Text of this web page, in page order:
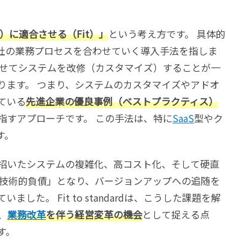
に適合させる（Fit）」という考え方です。 具体的
業務プロセスを合わせていく導入手法を指しま
てシステムを改修（カスタマイズ）することが一
す。 つまり、システムのカスタマイズやアドオ
いる先進企業の優良事例（ベストプラクティス）
すアプローチです。 この手法は、特にSaaS型やク
いたシステムの複雑化、高コスト化、そして硬直
術的負債」となり、バージョンアップへの追随を
いました。 Fit to standardは、こうした課題を解
業務改革を伴う経営変革の機会として捉える点